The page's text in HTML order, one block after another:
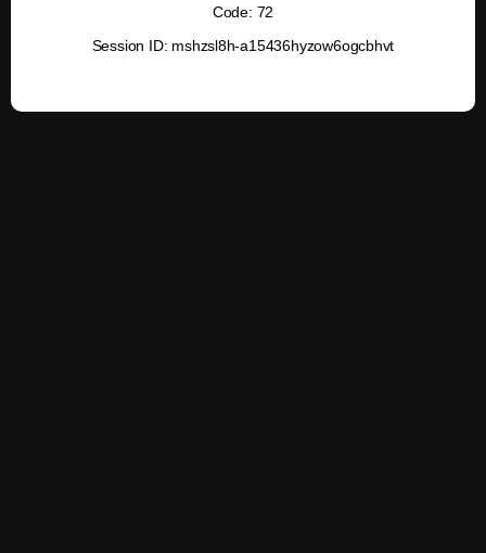
Code: 72
Session ID: mshzsl8h-a15436hyzow6ogcbhvt